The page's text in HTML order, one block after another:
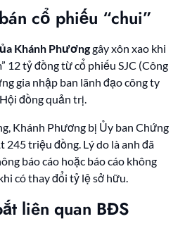
cổ phiếu “chui”
Khánh Phươnggây xôn xao khi
12 tỷ đồng từ cổ phiếu SJC (Công
gia nhập ban lãnh đạo công ty
đồng quản trị.
Khánh Phương bị Ủy ban Chứng
245 triệu đồng. Lý do là anh đã
báo cáo hoặc báo cáo không
có thay đổi tỷ lệ sở hữu.
liên quan BĐS